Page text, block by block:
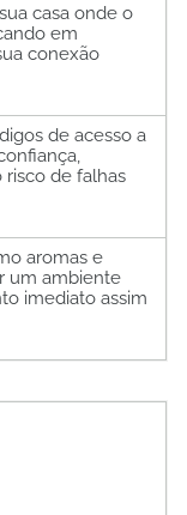
casa onde o
em
conexão
de acesso a
de falhas
aromas e
um ambiente
imediato assim